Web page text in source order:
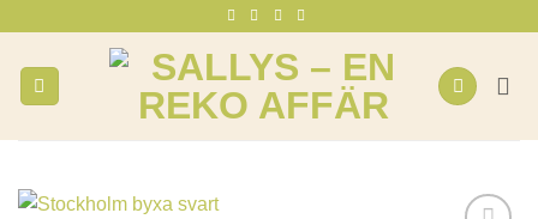
content